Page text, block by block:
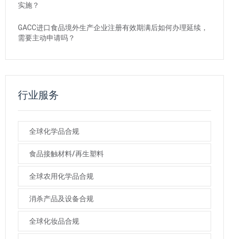
实施？
GACC进口食品境外生产企业注册有效期满后如何办理延续，
需要主动申请吗？
行业服务
全球化学品合规
食品接触材料/再生塑料
全球农用化学品合规
消杀产品及设备合规
全球化妆品合规